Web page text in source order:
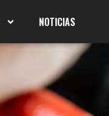
NOTICIAS